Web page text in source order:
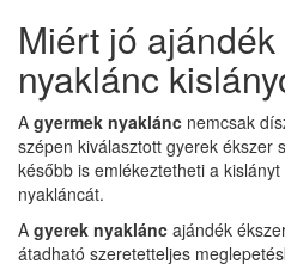
Miért jó
nyaklánc
A gyermek nyaklánc nemcsak
szépen kiválasztott gyerek ékszer
később is emlékeztetheti a
nyakláncát.
A gyerek nyaklánc ajándék
átadható szeretetteljes